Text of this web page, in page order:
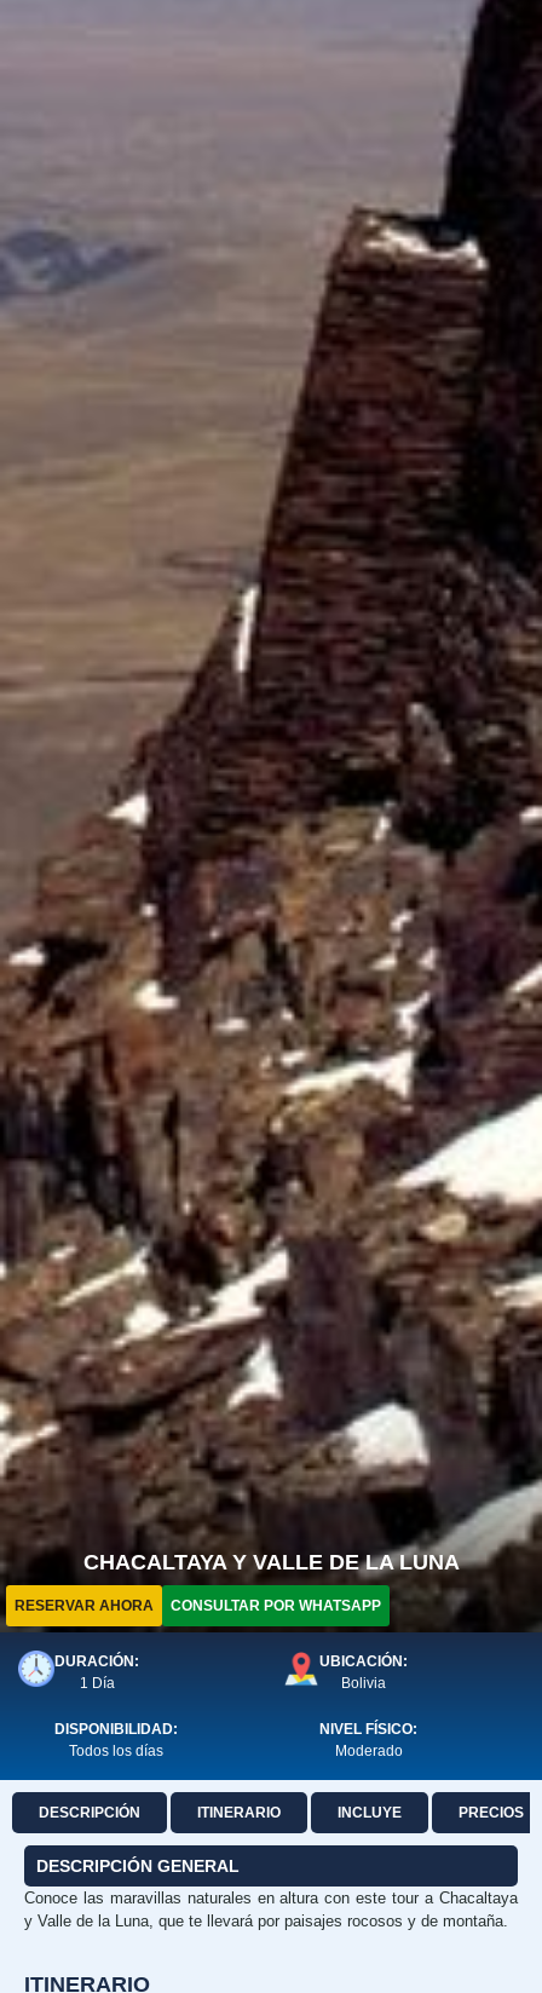
CHACALTAYA Y VALLE DE LA LUNA
RESERVAR AHORA CONSULTAR POR WHATSAPP
DURACIÓN:
1 Día
UBICACIÓN:
Bolivia
DISPONIBILIDAD:
Todos los días
NIVEL FÍSICO:
Moderado
DESCRIPCIÓN ITINERARIO INCLUYE PRECIOS
DESCRIPCIÓN GENERAL
Conoce las maravillas naturales en altura con este tour a Chacaltaya
y Valle de la Luna, que te llevará por paisajes rocosos y de montaña.
ITINERARIO